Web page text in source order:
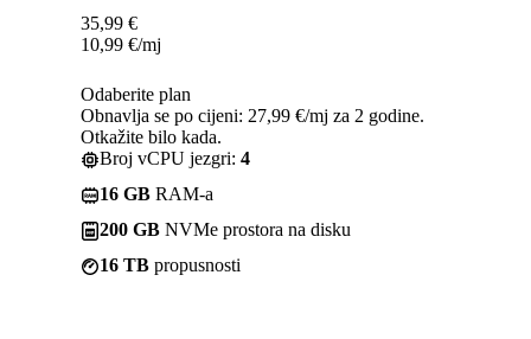
35,99 €
10,99 €/mj
Odaberite plan
Obnavlja se po cijeni: 27,99 €/mj za 2 godine.
Otkažite bilo kada.
Broj vCPU jezgri: 4
16 GB RAM-a
200 GB NVMe prostora na disku
16 TB propusnosti